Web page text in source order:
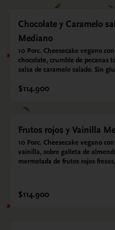
Chocolate y Caramelo
Mediano
10 Porc. Cheesecake vegano
chocolate, crumble de pecanas
salsa de caramelo salado. Sin
$114.900
Frutos rojos y Vainilla
10 Porc. Cheesecake vegano
vainilla, sobre galleta de
mermelada de frutos rojos fresas,
$114.900